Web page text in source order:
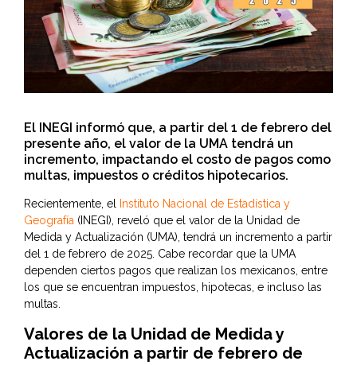
El INEGI informó que, a partir del 1 de febrero del
presente año, el valor de la UMA tendrá un
incremento, impactando el costo de pagos como
multas, impuestos o créditos hipotecarios.
Recientemente, el Instituto Nacional de Estadística y
Geografía (INEGI), reveló que el valor de la Unidad de
Medida y Actualización (UMA), tendrá un incremento a partir
del 1 de febrero de 2025. Cabe recordar que la UMA
dependen ciertos pagos que realizan los mexicanos, entre
los que se encuentran impuestos, hipotecas, e incluso las
multas.
Valores de la Unidad de Medida y
Actualización a partir de febrero de